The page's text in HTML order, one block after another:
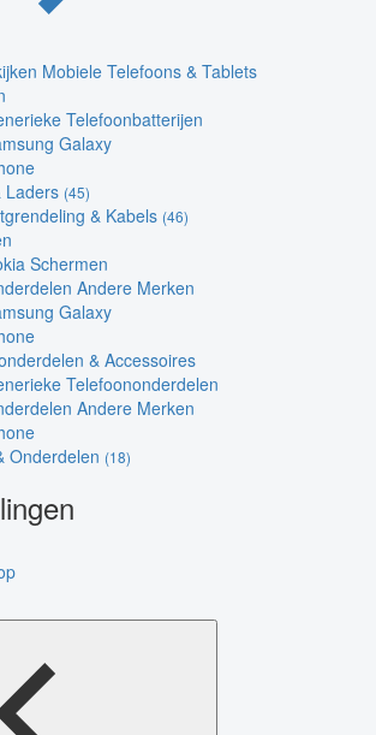
Mobiele Telefoons & Tablets
Telefoonbatterijen
Galaxy
Laders (45)
& Kabels (46)
Schermen
Andere Merken
Galaxy
& Accessoires
Telefoononderdelen
Andere Merken
Onderdelen (18)